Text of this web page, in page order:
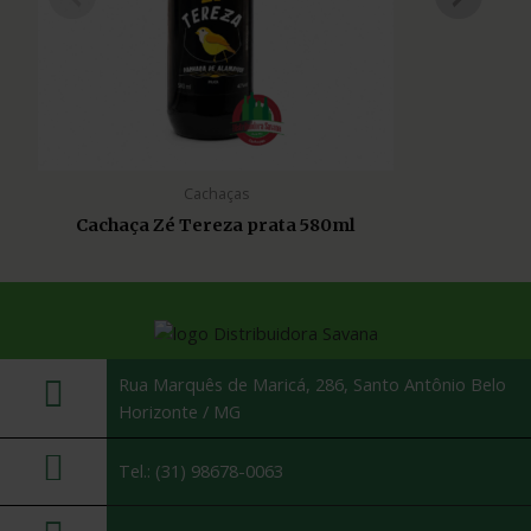
Cachaças
Cachaça Zé Tereza prata 580ml
Rua Marquês de Maricá, 286, Santo Antônio Belo
Horizonte / MG
Tel.: (31) 98678-0063